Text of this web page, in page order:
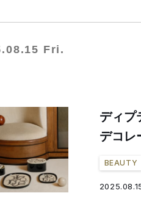
Fri.
ディプ
デコレ
BEAUTY